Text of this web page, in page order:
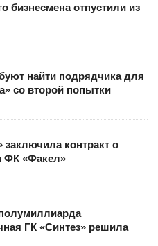
бизнесмена отпустили из
найти подрядчика для
со второй попытки
заключила контракт о
ФК «Факел»
ГК «Синтез» решила